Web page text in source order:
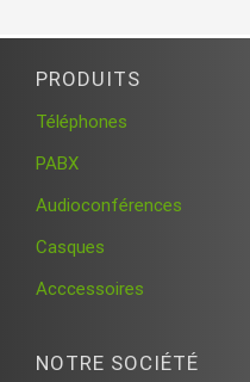
PRODUITS
Téléphones
PABX
Audioconférences
Casques
Acccessoires
NOTRE SOCIÉTÉ